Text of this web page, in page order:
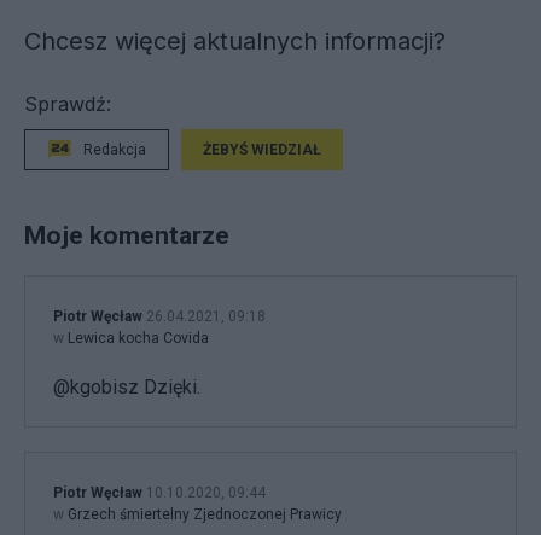
Chcesz więcej aktualnych informacji?
Sprawdź:
Redakcja ŻEBYŚ WIEDZIAŁ
Moje komentarze
Piotr Węcław 26.04.2021, 09:18
w Lewica kocha Covida
@kgobisz Dzięki.
Piotr Węcław 10.10.2020, 09:44
w Grzech śmiertelny Zjednoczonej Prawicy